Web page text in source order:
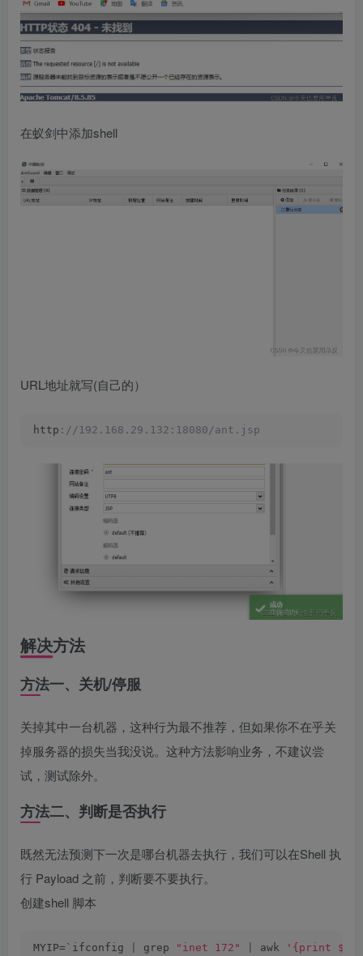
在蚁剑中添加shell
URL地址就写(自己的）
http ://192.168.29.132:18080/ant.jsp
解决方法
方法一、关机/停服
关掉其中一台机器，这种行为最不推荐，但如果你不在乎关
掉服务器的损失当我没说。这种方法影响业务，不建议尝
试，测试除外。
方法二、判断是否执行
既然无法预测下一次是哪台机器去执行，我们可以在Shell 执
行 Payload 之前，判断要不要执行。
创建shell 脚本
MYIP=`ifconfig grep "inet 172" awk '{print $2}'